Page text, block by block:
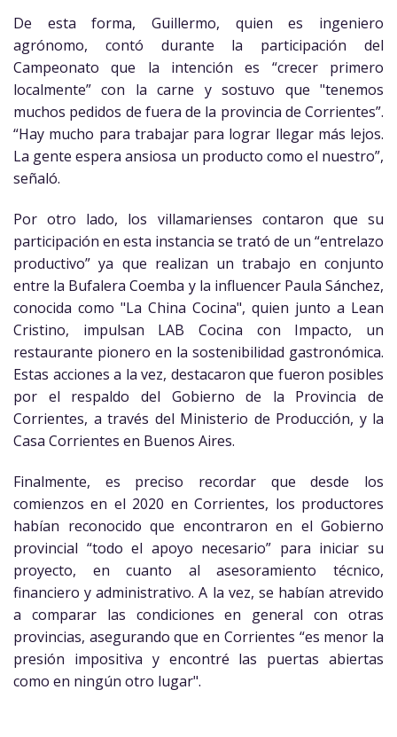
De esta forma, Guillermo, quien es ingeniero
agrónomo, contó durante la participación del
Campeonato que la intención es “crecer primero
localmente” con la carne y sostuvo que "tenemos
muchos pedidos de fuera de la provincia de Corrientes”.
“Hay mucho para trabajar para lograr llegar más lejos.
La gente espera ansiosa un producto como el nuestro”,
señaló.
Por otro lado, los villamarienses contaron que su
participación en esta instancia se trató de un “entrelazo
productivo” ya que realizan un trabajo en conjunto
entre la Bufalera Coemba y la influencer Paula Sánchez,
conocida como "La China Cocina", quien junto a Lean
Cristino, impulsan LAB Cocina con Impacto, un
restaurante pionero en la sostenibilidad gastronómica.
Estas acciones a la vez, destacaron que fueron posibles
por el respaldo del Gobierno de la Provincia de
Corrientes, a través del Ministerio de Producción, y la
Casa Corrientes en Buenos Aires.
Finalmente, es preciso recordar que desde los
comienzos en el 2020 en Corrientes, los productores
habían reconocido que encontraron en el Gobierno
provincial “todo el apoyo necesario” para iniciar su
proyecto, en cuanto al asesoramiento técnico,
financiero y administrativo. A la vez, se habían atrevido
a comparar las condiciones en general con otras
provincias, asegurando que en Corrientes “es menor la
presión impositiva y encontré las puertas abiertas
como en ningún otro lugar".